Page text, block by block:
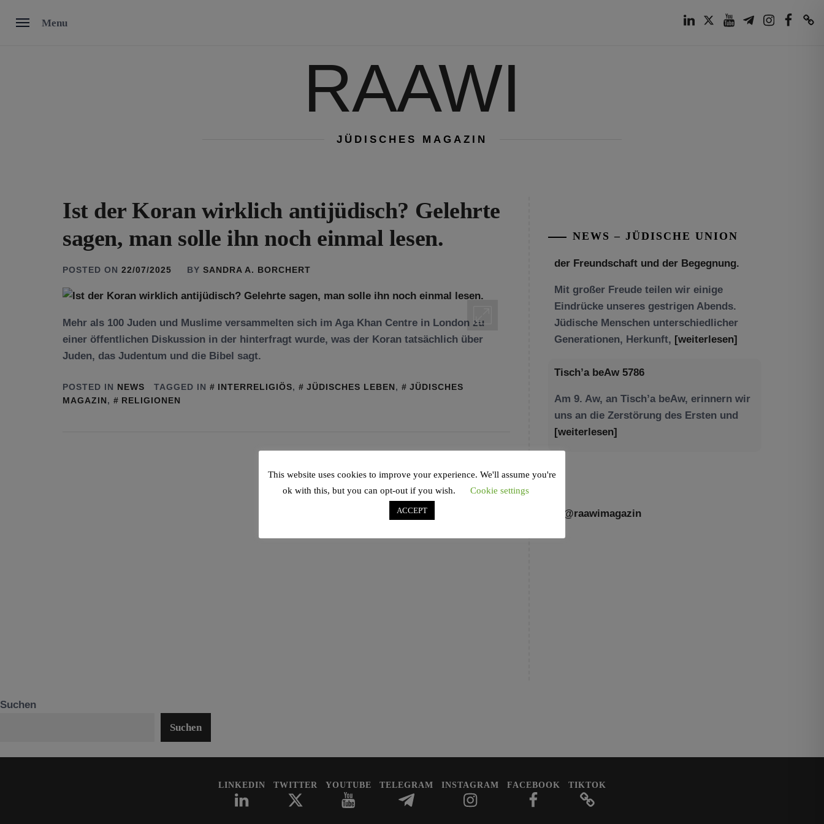
Menu
RAAWI
JÜDISCHES MAGAZIN
Ist der Koran wirklich antijüdisch? Gelehrte
sagen, man solle ihn noch einmal lesen.
POSTED ON 22/07/2025 BY SANDRA A. BORCHERT
Mehr als 100 Juden und Muslime versammelten sich im Aga Khan Centre in London zu
einer öffentlichen Diskussion in der hinterfragt wurde, was der Koran tatsächlich über
Juden, das Judentum und die Bibel sagt.
POSTED IN NEWS TAGGED IN INTERRELIGIÖS, JÜDISCHES LEBEN,
JÜDISCHES
MAGAZIN, RELIGIONEN
NEWS – JÜDISCHE UNION
Jüdische Menschen unterschiedlicher
Tisch’a beAw 5786
Am 9. Aw, an Tisch’a beAw, erinnern wir
uns an die Zerstörung des Ersten und
[weiterlesen]
@raawimagazin
Suchen
Suchen
LINKEDIN TWITTER YOUTUBE TELEGRAM INSTAGRAM FACEBOOK TIKTOK
This website uses cookies to improve your experience. We'll assume you're
ok with this, but you can opt-out if you wish.
Cookie settings
ACCEPT